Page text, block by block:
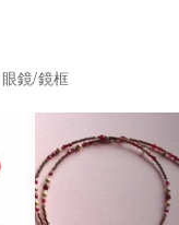
鏡/鏡框